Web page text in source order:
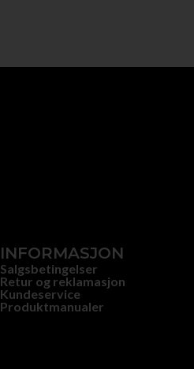
INFORMASJON
Salgsbetingelser
Retur og reklamasjon
Kundeservice
Produktmanualer